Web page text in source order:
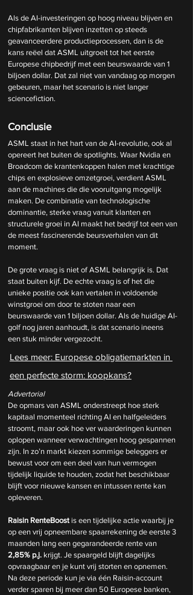
Als de AI-investeringen op hoog niveau blijven en
chipfabrikanten blijven inzetten op steeds
geavanceerdere productieprocessen, dan is de
kans reëel dat ASML uitgroeit tot het eerste
Europese chipbedrijf met een beurswaarde van 1
biljoen dollar. Dat zal niet van vandaag op morgen
gebeuren, maar het scenario is niet langer
sciencefiction.
Conclusie
ASML staat in het hart van de AI-revolutie, ook al
opereert het buiten de spotlights. Waar Nvidia en
Broadcom de krantenkoppen halen met krachtige
chips en explosieve omzetgroei, verdient ASML
aan de machines die die vooruitgang mogelijk
maken. De combinatie van technologische
dominantie, sterke vraag vanuit klanten en
structurele groei in AI maakt het bedrijf tot een van
de meest fascinerende beursverhalen van dit
moment.
De grote vraag is niet of ASML belangrijk is. Dat
staat buiten kijf. De echte vraag is of het die
unieke positie ook kan vertalen in voldoende
winstgroei om door te stoten naar een
beurswaarde van 1 biljoen dollar. Als de huidige AI-
golf nog jaren aanhoudt, is dat scenario ineens
een stuk minder vergezocht.
Lees meer: Europese obligatiemarkten in
een perfecte storm: koopkans?
Advertorial
De opmars van ASML onderstreept hoe sterk
kapitaal momenteel richting AI en halfgeleiders
stroomt, maar ook hoe ver waarderingen kunnen
oplopen wanneer verwachtingen hoog gespannen
zijn. In zo’n markt kiezen sommige beleggers er
bewust voor om een deel van hun vermogen
tijdelijk liquide te houden, zodat het beschikbaar
blijft voor nieuwe kansen en intussen rente kan
opleveren.
Raisin RenteBoost is een tijdelijke actie waarbij je
op een vrij opneembare spaarrekening de eerste 3
maanden lang een gegarandeerde rente van
2,85% p.j. krijgt. Je spaargeld blijft dagelijks
opvraagbaar en je kunt vrij storten en opnemen.
Na deze periode kun je via één Raisin-account
verder sparen bij meer dan 50 Europese banken,